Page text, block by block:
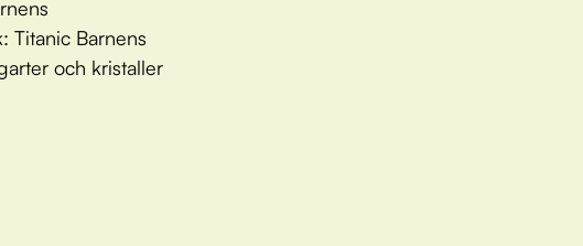
Titanic Barnens
och kristaller